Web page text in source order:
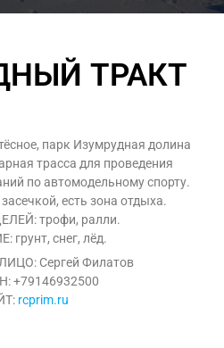
ТРАКТ
парк Изумрудная долина
трасса для проведения
по автомодельному спорту.
есть зона отдыха.
трофи, ралли.
грунт, снег, лёд.
Сергей Филатов
+79146932500
rcprim.ru